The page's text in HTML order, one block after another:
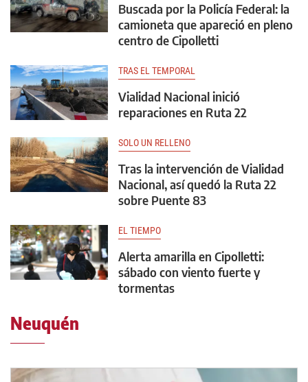
Buscada por la Policía Federal: la
camioneta que apareció en pleno
centro de Cipolletti
TRAS EL TEMPORAL
Vialidad Nacional inició
reparaciones en Ruta 22
SOLO UN RELLENO
Tras la intervención de Vialidad
Nacional, así quedó la Ruta 22
sobre Puente 83
EL TIEMPO
Alerta amarilla en Cipolletti:
sábado con viento fuerte y
tormentas
Neuquén